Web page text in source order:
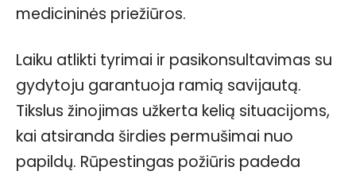
medicininės priežiūros.
Laiku atlikti tyrimai ir pasikonsultavimas su
gydytoju garantuoja ramią savijautą.
Tikslus žinojimas užkerta kelią situacijoms,
kai atsiranda širdies permušimai nuo
papildų. Rūpestingas požiūris padeda